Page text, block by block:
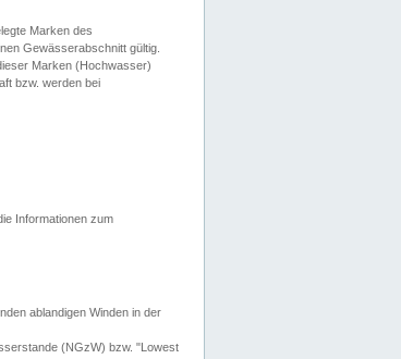
Marken des
Gewässerabschnitt gültig.
Marken (Hochwasser)
bzw. werden bei
Informationen zum
ablandigen Winden in der
(NGzW) bzw. "Lowest